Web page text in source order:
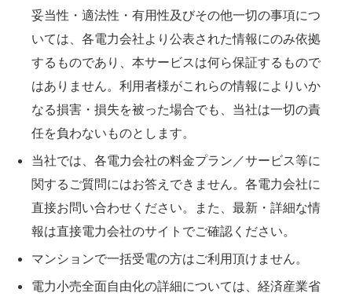
妥当性・適法性・有用性及びその他一切の事項につ
いては、各電力会社より公表された情報にのみ依拠
するものであり、本サービスは何ら保証するもので
はありません。利用者様がこれらの情報によりいか
なる損害・損失を被った場合でも、当社は一切の責
任を負わないものとします。
当社では、各電力会社の料金プラン／サービス等に
関するご質問にはお答えできません。各電力会社に
直接お問い合わせください。また、最新・詳細な情
報は直接電力会社のサイトでご確認ください。
マンションで一括受電の方はご利用頂けません。
電力小売全面自由化の詳細については、経済産業省